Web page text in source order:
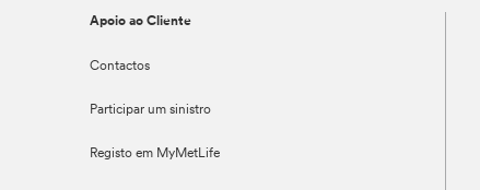
Apoio ao Cliente
Contactos
Participar um sinistro
Registo em MyMetLife